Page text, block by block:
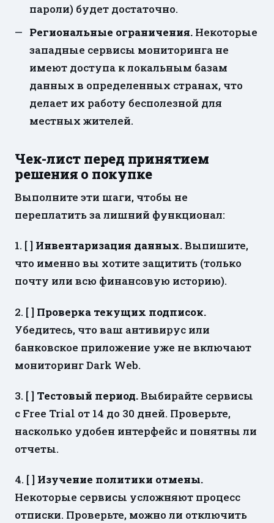
пароли) будет достаточно.
Региональные ограничения. Некоторые
западные сервисы мониторинга не
имеют доступа к локальным базам
данных в определенных странах, что
делает их работу бесполезной для
местных жителей.
Чек-лист перед принятием
решения о покупке
Выполните эти шаги, чтобы не
переплатить за лишний функционал:
1. [ ] Инвентаризация данных.Выпишите,
что именно вы хотите защитить (только
почту или всю финансовую историю).
2. [ ] Проверка текущих подписок.
Убедитесь, что ваш антивирус или
банковское приложение уже не включают
мониторинг Dark Web.
3. [ ] Тестовый период.Выбирайте сервисы
с Free Trial от 14 до 30 дней. Проверьте,
насколько удобен интерфейс и понятны ли
отчеты.
4. [ ] Изучение политики отмены.
Некоторые сервисы усложняют процесс
отписки. Проверьте, можно ли отключить